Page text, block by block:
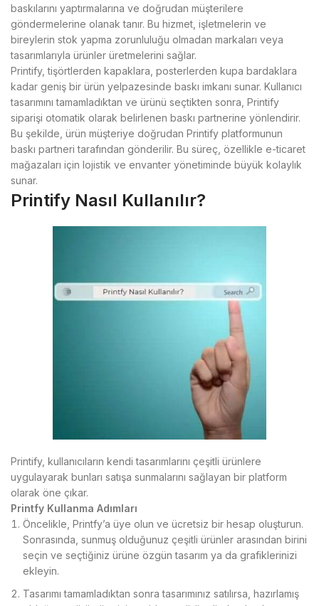
baskılarını yaptırmalarına ve doğrudan müşterilere
göndermelerine olanak tanır. Bu hizmet, işletmelerin ve
bireylerin stok yapma zorunluluğu olmadan markaları veya
tasarımlarıyla ürünler üretmelerini sağlar.
Printify, tişörtlerden kapaklara, posterlerden kupa bardaklara
kadar geniş bir ürün yelpazesinde baskı imkanı sunar. Kullanıcı
tasarımını tamamladıktan ve ürünü seçtikten sonra, Printify
siparişi otomatik olarak belirlenen baskı partnerine yönlendirir.
Bu şekilde, ürün müşteriye doğrudan Printify platformunun
baskı partneri tarafından gönderilir. Bu süreç, özellikle e-ticaret
mağazaları için lojistik ve envanter yönetiminde büyük kolaylık
sunar.
Printify Nasıl Kullanılır?
Printify, kullanıcıların kendi tasarımlarını çeşitli ürünlere
uygulayarak bunları satışa sunmalarını sağlayan bir platform
olarak öne çıkar.
Printfy Kullanma Adımları
Öncelikle, Printfy’a üye olun ve ücretsiz bir hesap oluşturun.
Sonrasında, sunmuş olduğunuz çeşitli ürünler arasından birini
seçin ve seçtiğiniz ürüne özgün tasarım ya da grafiklerinizi
ekleyin.
Tasarımı tamamladıktan sonra tasarımınız satılırsa, hazırlamış